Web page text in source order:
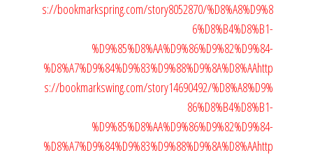
s://bookmarkspring.com/story8052870/%D8%A8%D9%8
6%D8%B4%D8%B1-
%D9%85%D8%AA%D9%86%D9%82%D9%84-
%D8%A7%D9%84%D9%83%D9%88%D9%8A%D8%AAhttp
s://bookmarkswing.com/story14690492/%D8%A8%D9%
86%D8%B4%D8%B1-
%D9%85%D8%AA%D9%86%D9%82%D9%84-
%D8%A7%D9%84%D9%83%D9%88%D9%8A%D8%AAhttp